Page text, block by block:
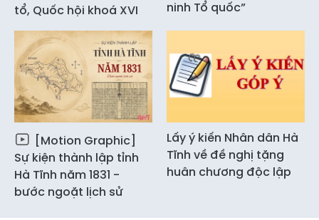
tổ, Quốc hội khoá XVI
ninh Tổ quốc”
[Motion Graphic]
Sự kiện thành lập tỉnh
Hà Tĩnh năm 1831 -
bước ngoặt lịch sử
Lấy ý kiến Nhân dân Hà
Tĩnh về đề nghị tặng
huân chương độc lập